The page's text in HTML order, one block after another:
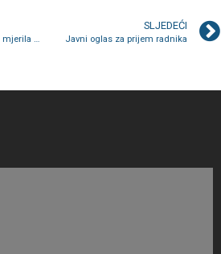
10. marta počinju očitanja mjerila u seoskim i prigradskim naseljima
SLJEDEĆI
Javni oglas za prijem radnika